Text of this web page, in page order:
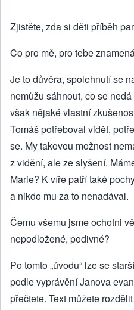
Zjistěte, zda si děti příběh
Co pro mě, pro tebe
Je to důvěra, spolehnutí se
nemůžu sáhnout, co se
však nějaké vlastní
Tomáš potřeboval vidět,
se. My takovou možnost
z vidění, ale ze slyšení.
Marie? K víře patří také
a nikdo mu za to nenadával.
Čemu všemu jsme ochotni
nepodložené, podivné?
Po tomto „úvodu“ lze se
podle vyprávění Janova
přečtete. Text můžete